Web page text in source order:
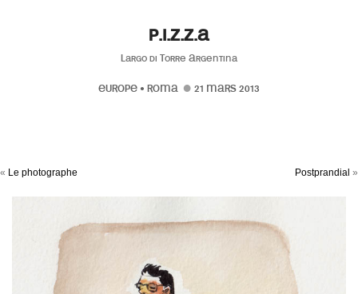
P.I.Z.Z.A
Largo di Torre Argentina
EUROPE • ROMA 21 MARS 2013
« Le photographe Postprandial »